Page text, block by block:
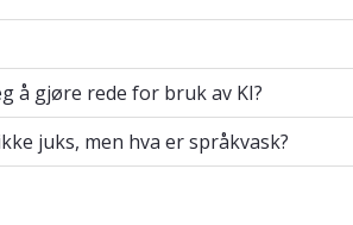
å gjøre rede for bruk av KI?
å gjøre rede for bruk av KI?
juks, men hva er språkvask?
juks, men hva er språkvask?